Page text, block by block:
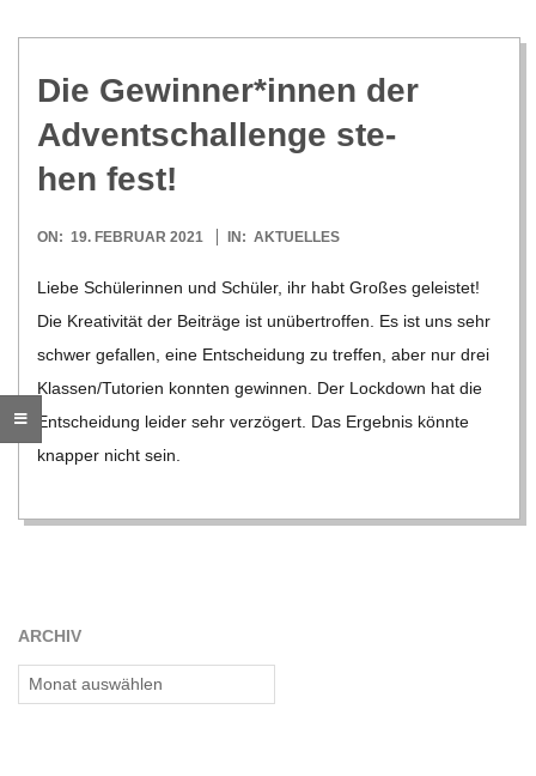
O
N
O
R
E
-
G
D
S
Die Gewinner*innen der
Advents­­challenge ste­
hen fest!
2021-
ON: 19. FEBRUAR 2021 IN: AKTUELLES
Liebe Schü­le­rin­nen und Schü­ler, ihr habt Gro­ßes geleis­tet!
Die Krea­ti­vi­tät der Bei­träge ist unüber­trof­fen. Es ist uns sehr
schwer gefal­len, eine Ent­schei­dung zu tref­fen, aber nur drei
Klassen/​​Tutorien konn­ten gewin­nen. Der Lock­down hat die
Ent­schei­dung lei­der sehr ver­zö­gert. Das Ergeb­nis könnte
knap­per nicht sein.
ARCHIV
Archiv